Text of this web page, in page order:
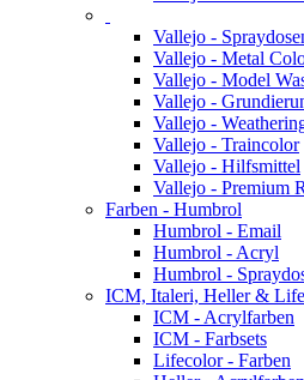
Vallejo -
Vallejo - Metal
Vallejo - Model
Vallejo -
Vallejo -
Vallejo - Traincolor
Vallejo - Hilfsmittel
Vallejo - Premium
Farben - Humbrol
Humbrol - Email
Humbrol - Acryl
Humbrol -
ICM, Italeri, Heller &
ICM - Acrylfarben
ICM - Farbsets
Lifecolor - Farben